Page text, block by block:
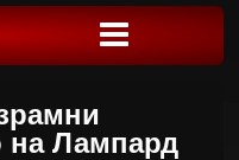
на Лампард